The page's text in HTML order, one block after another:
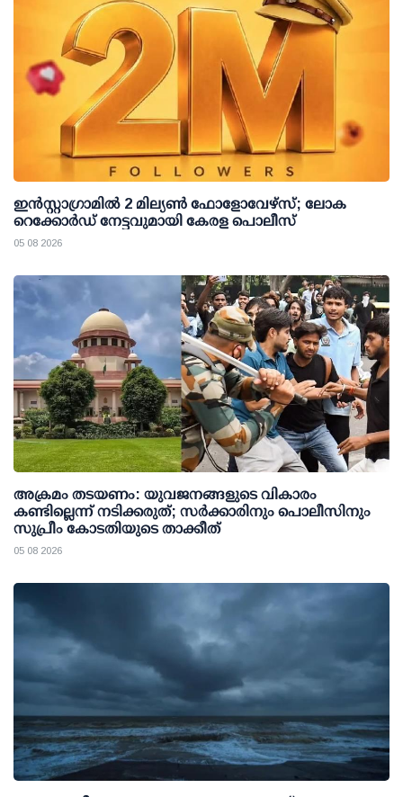
ഇന്‍സ്റ്റാഗ്രാമില്‍ 2 മില്യണ്‍ ഫോളോവേഴ്സ്; ലോക
റെക്കോര്‍ഡ് നേട്ടവുമായി കേരള പൊലീസ്
05 08 2026
അക്രമം തടയണം: യുവജനങ്ങളുടെ വികാരം
കണ്ടില്ലെന്ന് നടിക്കരുത്; സര്‍ക്കാരിനും പൊലീസിനും
സുപ്രീം കോടതിയുടെ താക്കീത്
05 08 2026